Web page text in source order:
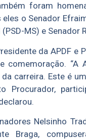
foram
eles o Senador
MS) e Senador
da APDF e
comemoração. “A
carreira. Este é
Procurador,
Nelsinho
Braga,